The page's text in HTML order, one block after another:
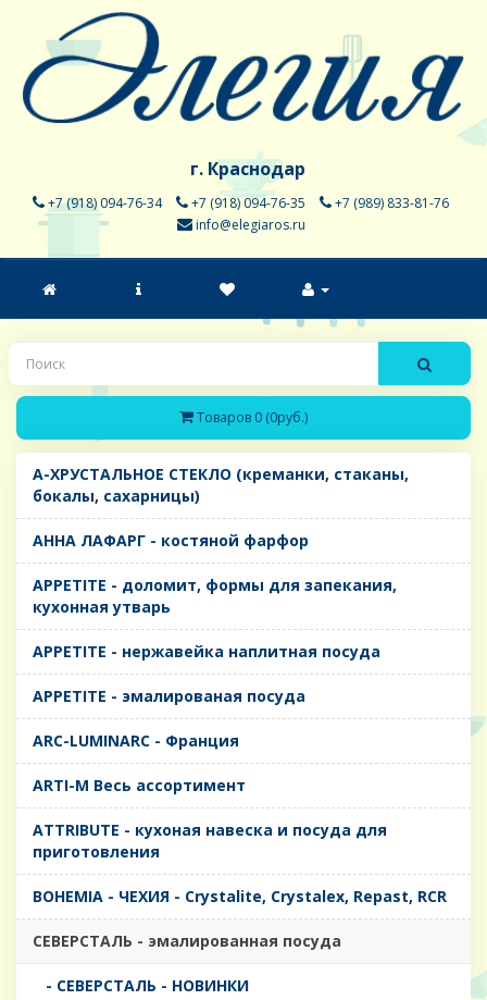
г. Краснодар
+7 (918) 094-76-34 +7 (918) 094-76-35
+7 (989) 833-81-76
info@elegiaros.ru
Товаров 0 (0руб.)
A-ХРУСТАЛЬНОЕ СТЕКЛО (креманки, стаканы,
бокалы, сахарницы)
AHHA ЛАФАРГ - костяной фарфор
APPETITE - доломит, формы для запекания,
кухонная утварь
APPETITE - нержавейка наплитная посуда
APPETITE - эмалированая посуда
ARC-LUMINARC - Франция
ARTI-M Весь ассортимент
ATTRIBUTE - кухоная навеска и посуда для
приготовления
BOHEMIA - ЧЕХИЯ - Crystalite, Crystalex, Repast, RCR
CЕВЕРСТАЛЬ - эмалированная посуда
- CЕВЕРСТАЛЬ - НОВИНКИ